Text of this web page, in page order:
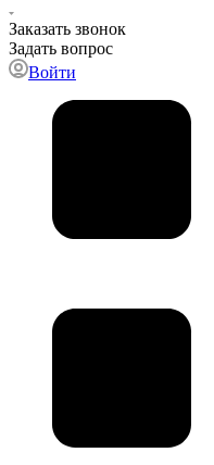
Заказать звонок
Задать вопрос
Войти